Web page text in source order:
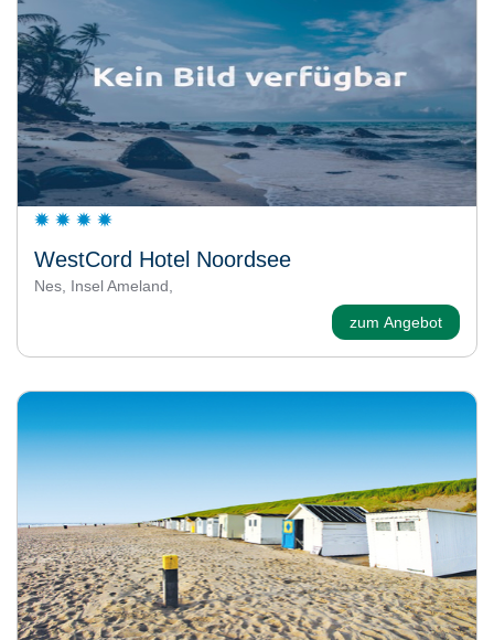
WestCord Hotel Noordsee
Nes, Insel Ameland,
zum Angebot